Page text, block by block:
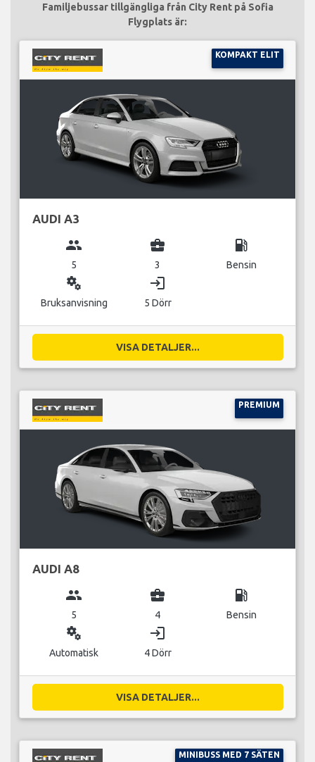
Familjebussar tillgängliga från City Rent på Sofia
Flygplats är:
KOMPAKT ELIT
AUDI A3
group
5
business_center
3
local_gas_station
Bensin
miscellaneous_services
Bruksanvisning
login
5 Dörr
VISA DETALJER...
PREMIUM
AUDI A8
group
5
business_center
4
local_gas_station
Bensin
miscellaneous_services
Automatisk
login
4 Dörr
VISA DETALJER...
MINIBUSS MED 7 SÄTEN